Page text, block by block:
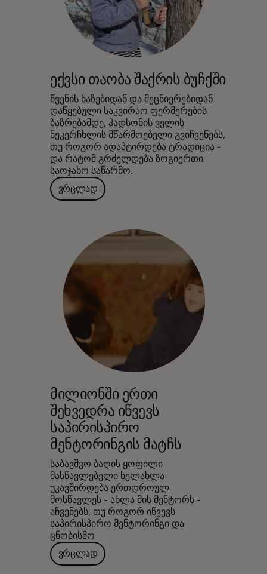
ექვსი თაობა შაქრის ბუჩქში
წვენის ხაზებიდან და მეცნიერებიდან
დაწყებული საკვირაო ფერმერების
ბაზრებამდე, ჰადსონის ველის
ნეკერჩხლის მწარმოებელი გვიჩვენებს,
თუ როგორ ადაპტირდება ტრადიცია -
და რატომ გრძელდება ზოგიერთი
საოჯახო საწარმო.
ვრცლად
მილიონში ერთი
შეხვედრა იწვევს
საპირისპირო
მენტორინგის მატჩს
საბავშვო ბაღის ყოფილი
მასწავლებელი ხელახლა
უკავშირდება ერთდროულ
მოსწავლეს - ახლა მის მენტორს -
აჩვენებს, თუ როგორ იწვევს
საპირისპირო მენტორინგი და
ცნობისმო
ვრცლად